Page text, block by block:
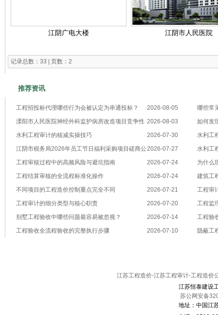
江阴广电大楼 江阴市人民医院
记录总数：33 | 页数：2
推荐资讯
2026-08-05
工程招投标代理哪些行为会被认定为串通投标？
哪些常
2026-08-03
溧阳市人民医院神经外科监护病房改造项目竞争性
磋商公告
如何发
2026-07-30
水利工程审计的核减实操技巧
水利工
2026-07-27
江阴市税务局2026年员工节日福利采购项目磋商公
水利工
2026-07-24
工程审核过程中的高频风险与避坑指南
为什么
的环节？
2026-07-24
工程结算审核的全流程标准化操作
建筑工
2026-07-21
不同项目的工程造价控制重点完全不同
工程审
2026-07-20
工程审计的细分类型与核心职责
工程监
2026-07-14
别墅工程验收中哪些问题最容易被忽视？
工程验
2026-07-10
工程验收全流程验收的完整执行步骤
隐蔽工
江苏工程造价-江苏工程审计-工程造价
江苏恒泰建设
苏公网安备
地址：中国江